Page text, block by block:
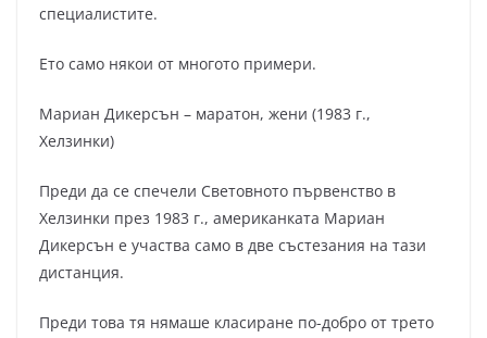
специалистите.
Ето само някои от многото примери.
Мариан Дикерсън – маратон, жени (1983 г.,
Хелзинки)
Преди да се спечели Световното първенство в
Хелзинки през 1983 г., американката Мариан
Дикерсън е участва само в две състезания на тази
дистанция.
Преди това тя нямаше класиране по-добро от трето